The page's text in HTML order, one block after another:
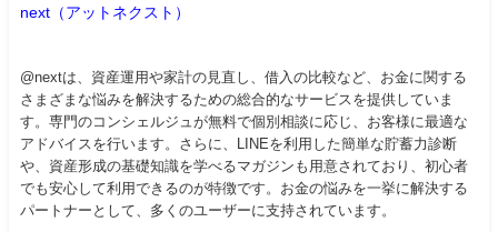
next（アットネクスト）
@nextは、資産運用や家計の見直し、借入の比較など、お金に関する
さまざまな悩みを解決するための総合的なサービスを提供していま
す。専門のコンシェルジュが無料で個別相談に応じ、お客様に最適な
アドバイスを行います。さらに、LINEを利用した簡単な貯蓄力診断
や、資産形成の基礎知識を学べるマガジンも用意されており、初心者
でも安心して利用できるのが特徴です。お金の悩みを一挙に解決する
パートナーとして、多くのユーザーに支持されています。